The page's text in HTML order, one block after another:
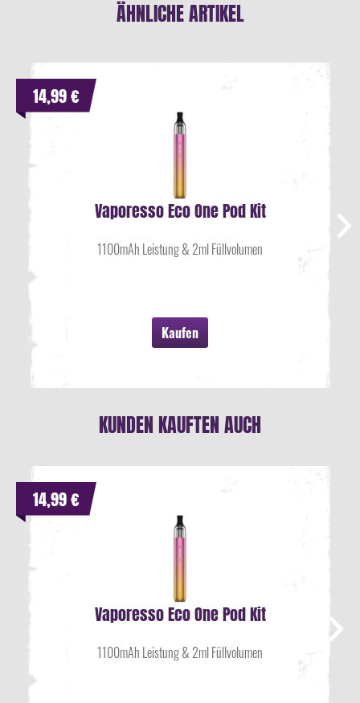
ÄHNLICHE ARTIKEL
Vaporesso Eco One Pod Kit
1100mAh Leistung & 2ml Füllvolumen
Kaufen
14,99 €
KUNDEN KAUFTEN AUCH
Vaporesso Eco One Pod Kit
1100mAh Leistung & 2ml Füllvolumen
14,99 €